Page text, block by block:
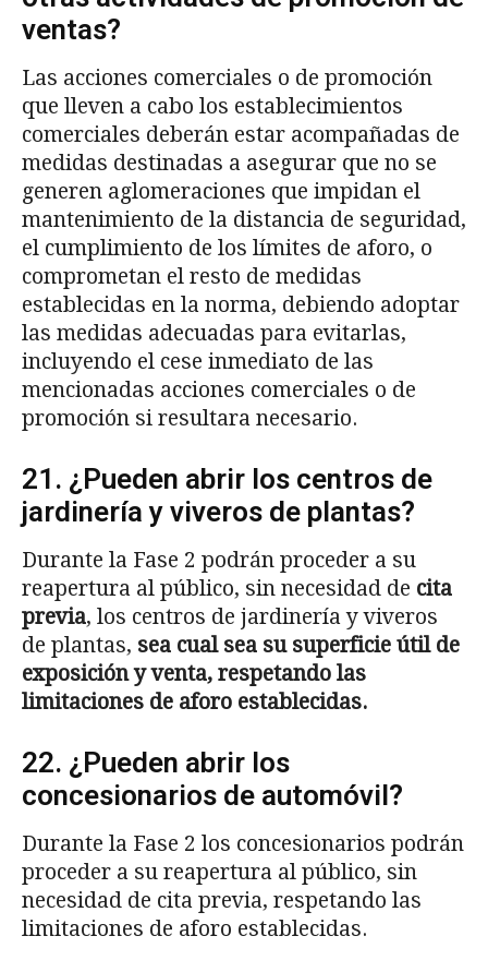
ventas?
Las acciones comerciales o de promoción
que lleven a cabo los establecimientos
comerciales deberán estar acompañadas de
medidas destinadas a asegurar que no se
generen aglomeraciones que impidan el
mantenimiento de la distancia de seguridad,
el cumplimiento de los límites de aforo, o
comprometan el resto de medidas
establecidas en la norma, debiendo adoptar
las medidas adecuadas para evitarlas,
incluyendo el cese inmediato de las
mencionadas acciones comerciales o de
promoción si resultara necesario.
21. ¿Pueden abrir los centros de
jardinería y viveros de plantas?
Durante la Fase 2 podrán proceder a su
reapertura al público, sin necesidad de cita
previa, los centros de jardinería y viveros
de plantas, sea cual sea su superficie útil de
exposición y venta, respetando las
limitaciones de aforo establecidas.
22. ¿Pueden abrir los
concesionarios de automóvil?
Durante la Fase 2 los concesionarios podrán
proceder a su reapertura al público, sin
necesidad de cita previa, respetando las
limitaciones de aforo establecidas.